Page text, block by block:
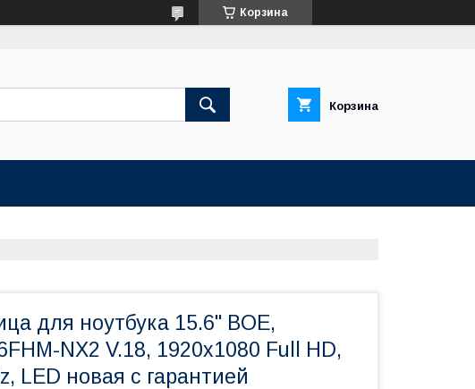
Корзина
Корзина
для ноутбука 15.6" BOE,
NX2 V.18, 1920x1080 Full HD,
LED новая с гарантией